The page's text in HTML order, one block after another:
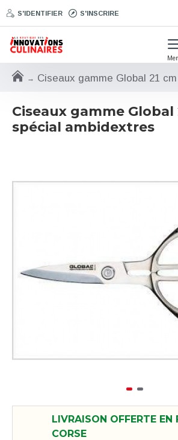
S'IDENTIFIER S'INSCRIRE
Ciseaux gamme Global 21
Ciseaux gamme Global
spécial ambidextres
LIVRAISON OFFERTE EN
CORSE